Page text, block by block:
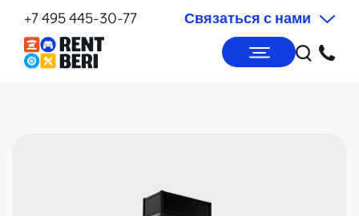
+7 495 445-30-77 Связаться с нами